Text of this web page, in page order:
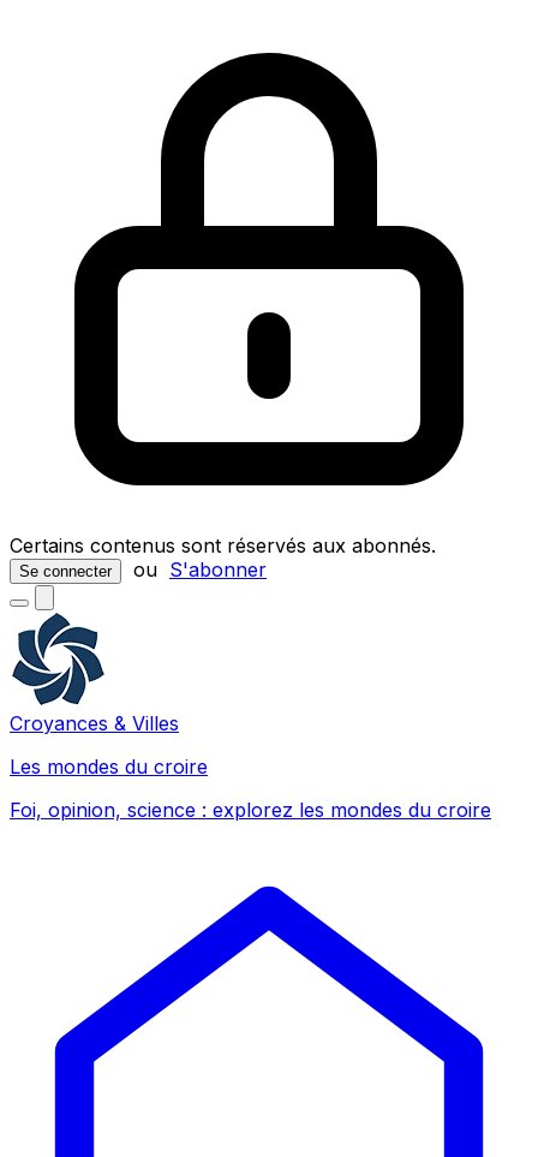
Certains contenus sont réservés aux abonnés.
Se connecter ou S'abonner
Croyances & Villes
Les mondes du croire
Foi, opinion, science : explorez les mondes du croire